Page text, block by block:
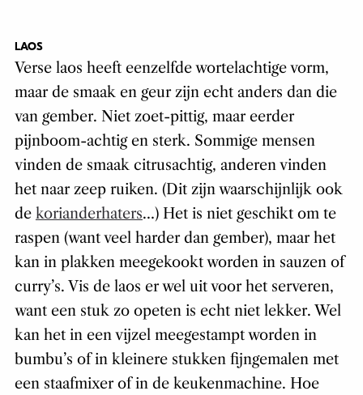
LAOS
Verse laos heeft eenzelfde wortelachtige vorm,
maar de smaak en geur zijn echt anders dan die
van gember. Niet zoet-pittig, maar eerder
pijnboom-achtig en sterk. Sommige mensen
vinden de smaak citrusachtig, anderen vinden
het naar zeep ruiken. (Dit zijn waarschijnlijk ook
de korianderhaters…) Het is niet geschikt om te
raspen (want veel harder dan gember), maar het
kan in plakken meegekookt worden in sauzen of
curry’s. Vis de laos er wel uit voor het serveren,
want een stuk zo opeten is echt niet lekker. Wel
kan het in een vijzel meegestampt worden in
bumbu’s of in kleinere stukken fijngemalen met
een staafmixer of in de keukenmachine. Hoe